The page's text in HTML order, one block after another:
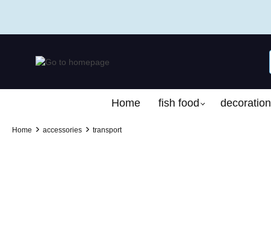
Home fish food decoration
Home accessories transport